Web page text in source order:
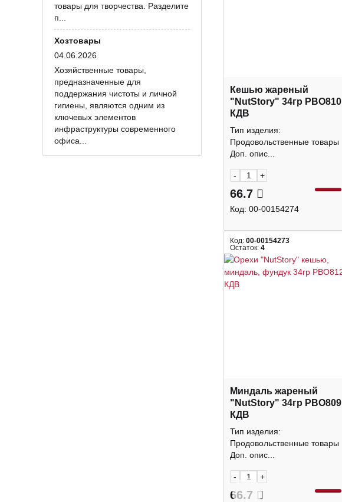
товары для творчества. Разделите
п...
Хозтовары
04.06.2026
Хозяйственные товары,
предназначенные для
поддержания чистоты и личной
гигиены, являются одним из
ключевых элементов
инфраструктуры современного
офиса...
Кешью жареный
"NutStory" 34гр РВО810
КДВ
Тип изделия:
Продовольственные товары
Доп. опис...
- +
66.7
Код: 00-00154274
Код: 00-00154273
Остаток: 4
Миндаль жареный
"NutStory" 34гр РВО809
КДВ
Тип изделия:
Продовольственные товары
Доп. опис...
- +
66.7